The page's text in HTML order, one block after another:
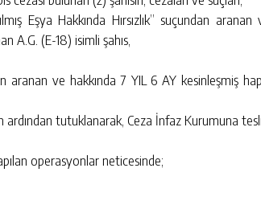
Eşya Hakkında Hırsızlık” suçundan
A.G. (E-18) isimli şahıs,
aranan ve hakkında 7 YIL 6 AY kesinleşmiş
tutuklanarak, Ceza İnfaz Kurumuna
operasyonlar neticesinde;